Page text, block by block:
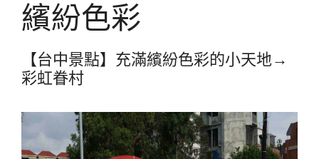
繽紛色彩
【台中景點】充滿繽紛色彩的小天地→
彩虹眷村